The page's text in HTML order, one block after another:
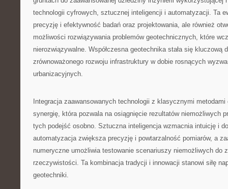
technologii cyfrowych, sztucznej inteligencji i automatyzacji. Ta
precyzję i efektywność badań oraz projektowania, ale również
możliwości rozwiązywania problemów geotechnicznych, które
nierozwiązywalne. Współczesna geotechnika stała się kluczową
zrównoważonego rozwoju infrastruktury w dobie rosnących
urbanizacyjnych.
Integracja zaawansowanych technologii z klasycznymi
synergię, która pozwala na osiągnięcie rezultatów niemożliwych
tych podejść osobno. Sztuczna inteligencja wzmacnia intuicję i
automatyzacja zwiększa precyzję i powtarzalność pomiarów, a
numeryczne umożliwia testowanie scenariuszy niemożliwych do
rzeczywistości. Ta kombinacja tradycji i innowacji stanowi siłę
geotechniki.